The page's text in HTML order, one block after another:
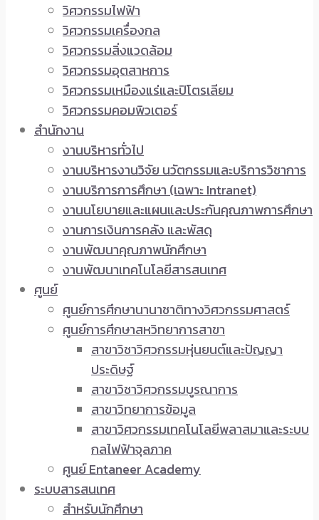
วิศวกรรมไฟฟ้า
วิศวกรรมเครื่องกล
วิศวกรรมสิ่งแวดล้อม
วิศวกรรมอุตสาหการ
วิศวกรรมเหมืองแร่และปิโตรเลียม
วิศวกรรมคอมพิวเตอร์
สำนักงาน
งานบริหารทั่วไป
งานบริหารงานวิจัย นวัตกรรมและบริการวิชาการ
งานบริการการศึกษา (เฉพาะ Intranet)
งานนโยบายและแผนและประกันคุณภาพการศึกษา
งานการเงินการคลัง และพัสดุ
งานพัฒนาคุณภาพนักศึกษา
งานพัฒนาเทคโนโลยีสารสนเทศ
ศูนย์
ศูนย์การศึกษานานาชาติทางวิศวกรรมศาสตร์
ศูนย์การศึกษาสหวิทยาการสาขา
สาขาวิชาวิศวกรรมหุ่นยนต์และปัญญา
ประดิษฐ์
สาขาวิชาวิศวกรรมบูรณาการ
สาขาวิทยาการข้อมูล
สาขาวิศวกรรมเทคโนโลยีพลาสมาและระบบ
กลไฟฟ้าจุลภาค
ศูนย์ Entaneer Academy
ระบบสารสนเทศ
สำหรับนักศึกษา